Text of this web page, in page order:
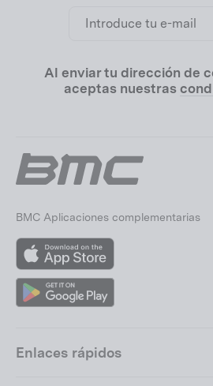
tu
Al enviar tu dirección de
aceptas nuestras
BMC Aplicaciones complementarias
Play
Enlaces rápidos